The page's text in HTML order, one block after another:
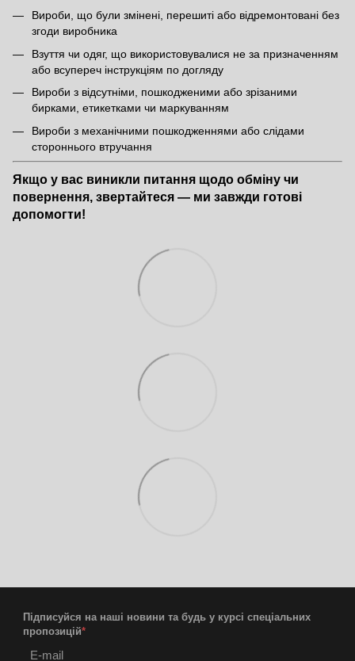
Вироби, що були змінені, перешиті або відремонтовані без
згоди виробника
Взуття чи одяг, що використовувалися не за призначенням
або всупереч інструкціям по догляду
Вироби з відсутніми, пошкодженими або зрізаними
бирками, етикетками чи маркуванням
Вироби з механічними пошкодженнями або слідами
стороннього втручання
Якщо у вас виникли питання щодо обміну чи
повернення, звертайтеся — ми завжди готові
допомогти!
Підписуйся на наші новини та будь у курсі спеціальних
пропозицій*